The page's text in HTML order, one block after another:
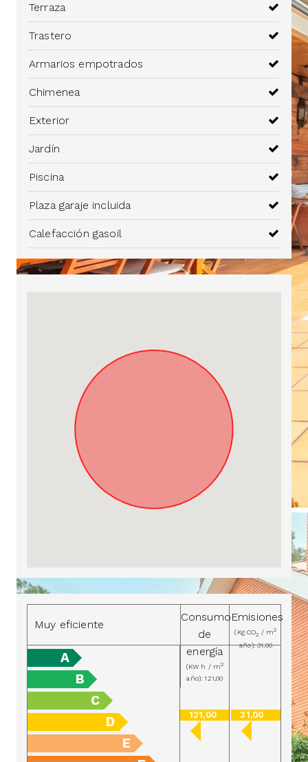
Terraza
Trastero
Armarios empotrados
Chimenea
Exterior
Jardín
Piscina
Plaza garaje incluida
Calefacción gasoil
Muy eficiente
Consumo
de
energía
(KW h / m2
año): 121,00
Emisiones
(Kg CO2 / m2
año): 31,00
A
B
C
D
E
121,00 31,00